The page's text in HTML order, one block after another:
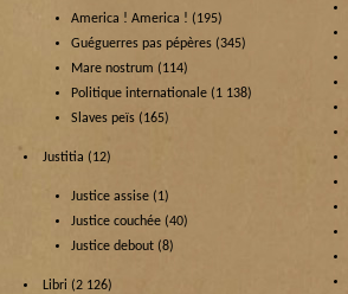
America ! America ! (195)
Guéguerres pas pépères (345)
Mare nostrum (114)
Politique internationale (1 138)
Slaves peïs (165)
Justitia (12)
Justice assise (1)
Justice couchée (40)
Justice debout (8)
Libri (2 126)